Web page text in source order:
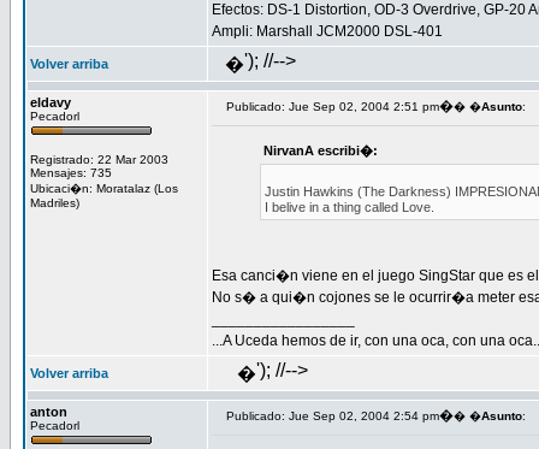
Efectos: DS-1 Distortion, OD-3 Overdrive, GP-20
Ampli: Marshall JCM2000 DSL-401
Volver arriba �'); //-->
eldavy
Pecadorl
Registrado: 22 Mar 2003
Mensajes: 735
Ubicaci�n: Moratalaz (Los
Madriles)
Publicado: Jue Sep 02, 2004 2:51 pm�� �Asunto:
NirvanA escribi�:
Justin Hawkins (The Darkness)
I belive in a thing called Love.
Esa canci�n viene en el juego SingStar que es
No s� a qui�n cojones se le ocurrir�a meter
...A Uceda hemos de ir, con una oca, con una
Volver arriba �'); //-->
anton
Pecadorl
Publicado: Jue Sep 02, 2004 2:54 pm�� �Asunto: